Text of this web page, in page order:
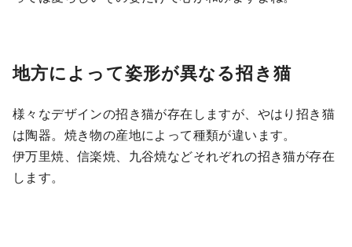
地方によって姿形が異なる招き猫
様々なデザインの招き猫が存在しますが、やはり招き猫
は陶器。焼き物の産地によって種類が違います。
伊万里焼、信楽焼、九谷焼などそれぞれの招き猫が存在
します。